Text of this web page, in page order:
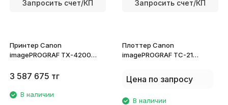
Запросить счет/КП Запросить счет/КП
Принтер Canon
imagePROGRAF TX-4200
3 587 675 тг
В наличии
Плоттер Canon
imagePROGRAF TC-21
Цена по запросу
В наличии